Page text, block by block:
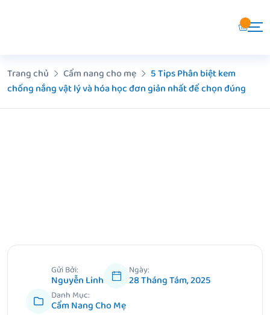
Trang chủ
Cẩm nang cho mẹ
5 Tips Phân biệt kem
chống nắng vật lý và hóa học đơn giản nhất để chọn đúng
Gửi Bởi:
Nguyễn Linh
Ngày:
28 Tháng Tám, 2025
Danh Mục:
Cẩm Nang Cho Mẹ